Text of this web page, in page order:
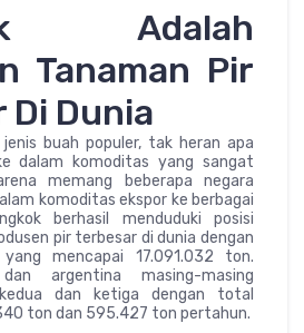
Adalah
Tanaman Pir
Di Dunia
buah populer, tak heran apa
dalam komoditas yang sangat
memang beberapa negara
komoditas ekspor ke berbagai
berhasil menduduki posisi
pir terbesar di dunia dengan
mencapai 17.091.032 ton.
argentina masing-masing
dan ketiga dengan total
ton dan 595.427 ton pertahun.